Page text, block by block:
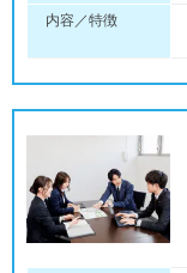
内容／特徴